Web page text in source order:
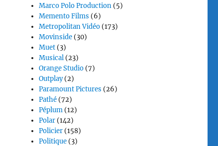
Marco Polo Production (5)
Memento Films (6)
Metropolitan Vidéo (173)
Movinside (30)
Muet (3)
Musical (23)
Orange Studio (7)
Outplay(2)
Paramount Pictures (26)
Pathé (72)
Péplum (12)
Polar (142)
Policier (158)
Politique (3)